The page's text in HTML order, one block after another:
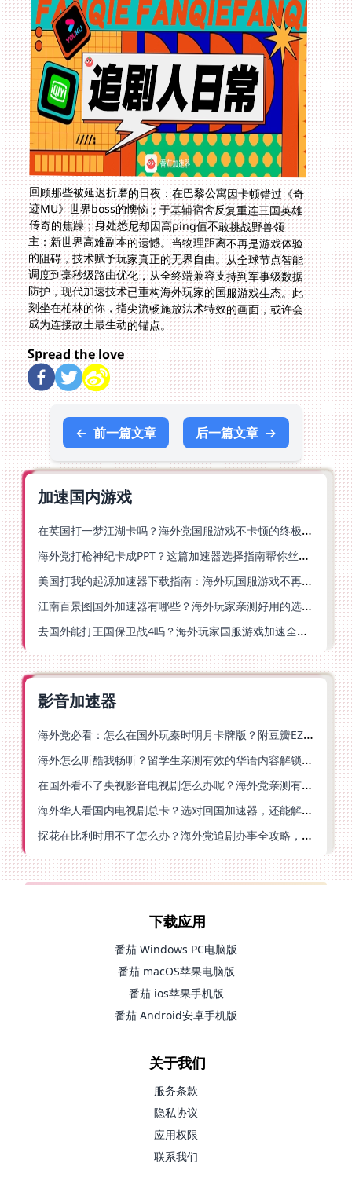
回顾那些被延迟折磨的日夜：在巴黎公寓因卡顿错过《奇
迹MU》世界boss的懊恼；于基辅宿舍反复重连三国英雄
传奇的焦躁；身处悉尼却因高ping值不敢挑战野兽领
主：新世界高难副本的遗憾。当物理距离不再是游戏体验
的阻碍，技术赋予玩家真正的无界自由。从全球节点智能
调度到毫秒级路由优化，从全终端兼容支持到军事级数据
防护，现代加速技术已重构海外玩家的国服游戏生态。此
刻坐在柏林的你，指尖流畅施放法术特效的画面，或许会
成为连接故土最生动的锚点。
Spread the love
← 前一篇文章 后一篇文章 →
加速国内游戏
在英国打一梦江湖卡吗？海外党国服游戏不卡顿的终极解法
海外党打枪神纪卡成PPT？这篇加速器选择指南帮你丝滑上分
美国打我的起源加速器下载指南：海外玩国服游戏不再卡的终极方案
江南百景图国外加速器有哪些？海外玩家亲测好用的选择与避坑指南
去国外能打王国保卫战4吗？海外玩家国服游戏加速全攻略（附公主连结幻想江湖实测）
影音加速器
海外党必看：怎么在国外玩秦时明月卡牌版？附豆瓣EZCast地区限制破解法
海外怎么听酷我畅听？留学生亲测有效的华语内容解锁指南
在国外看不了央视影音电视剧怎么办呢？海外党亲测有效的回国加速方案
海外华人看国内电视剧总卡？选对回国加速器，还能解决菲律宾打不开反诈中心的问题
探花在比利时用不了怎么办？海外党追剧办事全攻略，选对加速器就够了
下载应用
番茄 Windows PC电脑版
番茄 macOS苹果电脑版
番茄 ios苹果手机版
番茄 Android安卓手机版
关于我们
服务条款
隐私协议
应用权限
联系我们